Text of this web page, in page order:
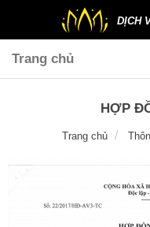
DỊCH
Trang chủ
HỢP
Trang chủ